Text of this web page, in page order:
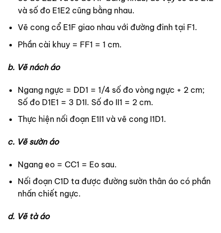
và số đo E1E2 cũng bằng nhau.
Vẽ cong cổ E1F giao nhau với đường đinh tại F1.
Phần cài khuy = FF1 = 1 cm.
b. Vẽ nách áo
Ngang ngực = DD1 = 1/4 số đo vòng ngực + 2 cm;
Số đo D1E1 = 3 D1I. Số đo II1 = 2 cm.
Thực hiện nối đoạn E1I1 và vẽ cong I1D1.
c. Vẽ sườn áo
Ngang eo = CC1 = Eo sau.
Nối đoạn C1D ta được đường sườn thân áo có phần
nhấn chiết ngực.
d. Vẽ tà áo